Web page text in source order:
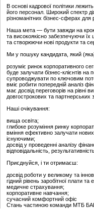
В основі кадрової політики
його персонал. Широкий спектр
різноманітних бізнес-сферах для
Наша мета — бути завжди на крок
та високоякісно забезпечуючи
та створюючи нові продукти та
Ми у пошуку кандидата, який
розуміє ринок корпоративного
буде залучати бізнес-клієнтів на
супроводжувати по ключовим
вміє робити попередній аналіз
має досвід переговорів на рівні
довгострокових та партнерських
Наші очікування:
вища освіта;
глибоке розуміння ринку
вміння ефективно залучати
існуючими;
досвід у проведенні аналізу
відповідальність,
Приєднуйся, і ти отримаєш:
досвід роботи у великому та
гідний рівень заробітної плати
медичне страхування;
корпоративне навчання;
сучасний комфортний офіс
Стань частиною команди МТБ